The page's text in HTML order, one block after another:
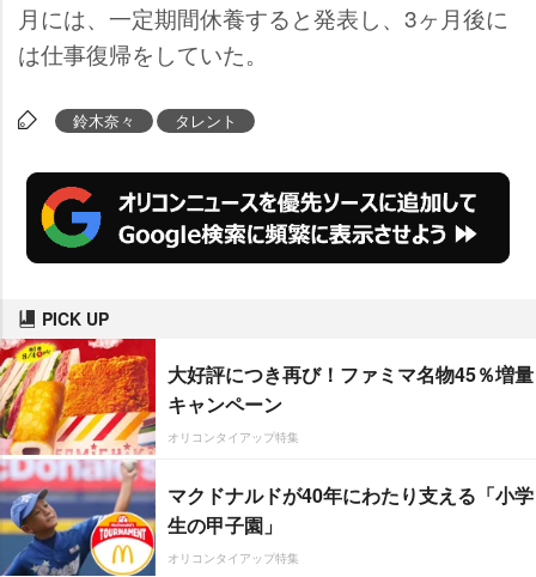
月には、一定期間休養すると発表し、3ヶ月後に
は仕事復帰をしていた。
鈴木奈々 タレント
PICK UP
大好評につき再び！ファミマ名物45％増量
キャンペーン
オリコンタイアップ特集
マクドナルドが40年にわたり支える「小学
生の甲子園」
オリコンタイアップ特集